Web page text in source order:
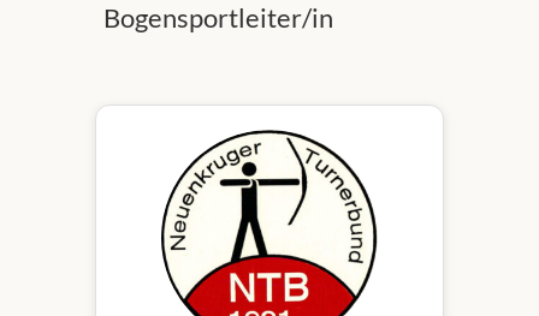
Bogensportleiter/in